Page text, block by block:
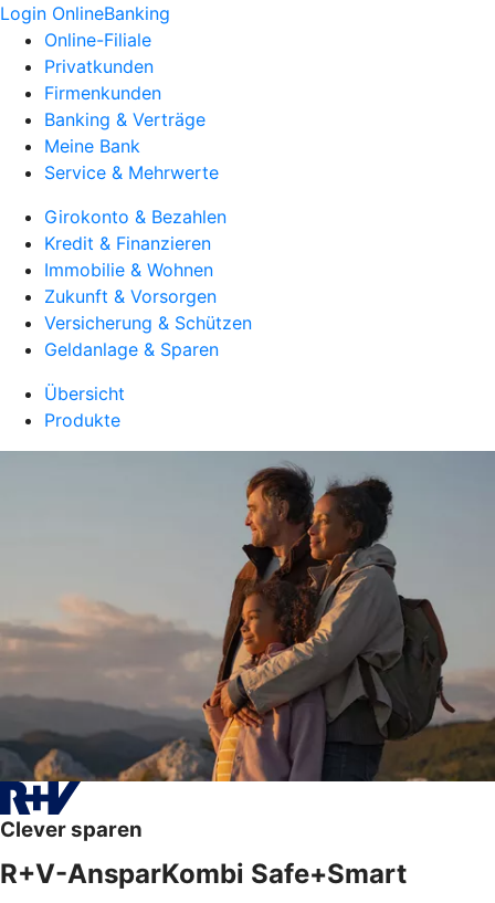
Login OnlineBanking
Online-Filiale
Privatkunden
Firmenkunden
Banking & Verträge
Meine Bank
Service & Mehrwerte
Girokonto & Bezahlen
Kredit & Finanzieren
Immobilie & Wohnen
Zukunft & Vorsorgen
Versicherung & Schützen
Geldanlage & Sparen
Übersicht
Produkte
Clever sparen
R+V-AnsparKombi Safe+Smart